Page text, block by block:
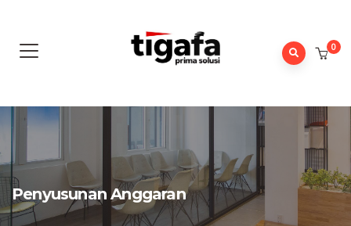
0
Penyusunan Anggaran